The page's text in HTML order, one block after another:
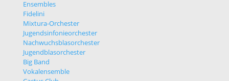
Ensembles
Fidelini
Mixtura-Orchester
Jugendsinfonieorchester
Nachwuchsblasorchester
Jugendblasorchester
Big Band
Vokalensemble